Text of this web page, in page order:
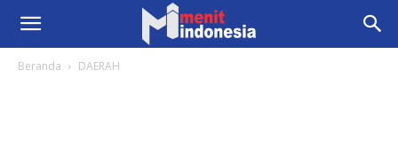
Beranda DAERAH